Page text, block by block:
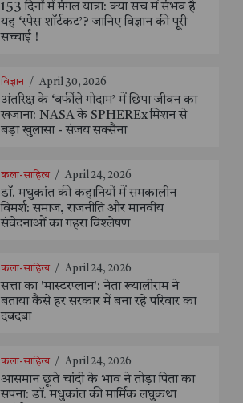
153 दिनों में मंगल यात्रा: क्या सच में संभव है
यह ‘स्पेस शॉर्टकट’? जानिए विज्ञान की पूरी
सच्चाई !
विज्ञान / April 30, 2026
अंतरिक्ष के ‘बर्फीले गोदाम’ में छिपा जीवन का
खजाना: NASA के SPHEREx मिशन से
बड़ा खुलासा - संजय सक्सैना
कला-साहित्य / April 24, 2026
डॉ. मधुकांत की कहानियों में समकालीन
विमर्श: समाज, राजनीति और मानवीय
संवेदनाओं का गहरा विश्लेषण
कला-साहित्य / April 24, 2026
सत्ता का 'मास्टरप्लान': नेता ख्यालीराम ने
बताया कैसे हर सरकार में बना रहे परिवार का
दबदबा
कला-साहित्य / April 24, 2026
आसमान छूते चांदी के भाव ने तोड़ा पिता का
सपना: डॉ. मधुकांत की मार्मिक लघुकथा